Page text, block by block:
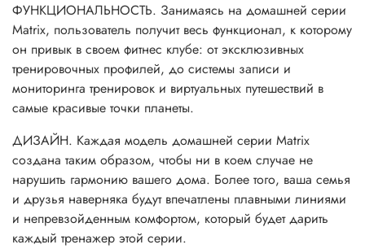
ФУНКЦИОНАЛЬНОСТЬ. Занимаясь на домашней серии
Matrix, пользователь получит весь функционал, к которому
он привык в своем фитнес клубе: от эксклюзивных
тренировочных профилей, до системы записи и
мониторинга тренировок и виртуальных путешествий в
самые красивые точки планеты.
ДИЗАЙН. Каждая модель домашней серии Matrix
создана таким образом, чтобы ни в коем случае не
нарушить гармонию вашего дома. Более того, ваша семья
и друзья наверняка будут впечатлены плавными линиями
и непревзойденным комфортом, который будет дарить
каждый тренажер этой серии.